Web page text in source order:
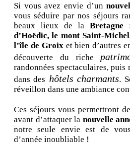
Si vous avez envie d’un
vous séduire par nos séjours
beaux lieux de laBretagne
d’Hoëdic, le mont Saint-
l’île de Groix et bien d’autres
découverte du riche
randonnées spectaculaires,
dans des hôtels charmants.
réveillon dans une ambiance
Ces séjours vous permettront
avant d’attaquer la nouvelle
notre seule envie est de
d’année inoubliable !